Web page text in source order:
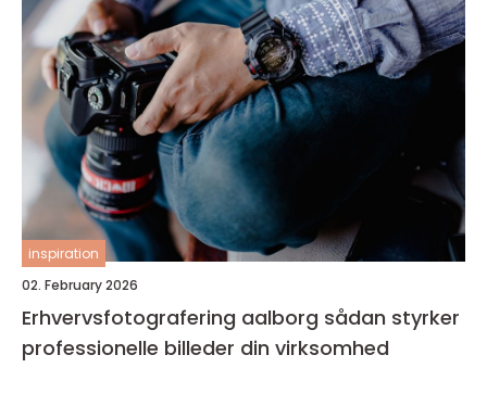
inspiration
02. February 2026
Erhvervsfotografering aalborg sådan styrker
professionelle billeder din virksomhed